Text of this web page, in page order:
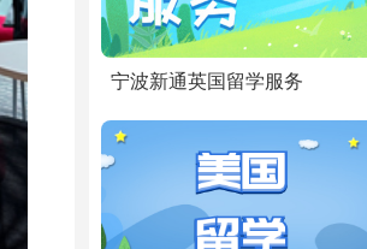
宁波新通英国留学服务